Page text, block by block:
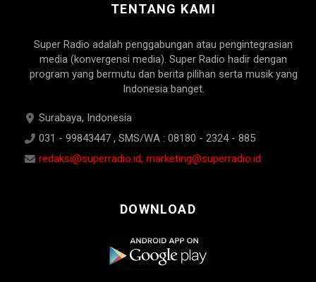
TENTANG KAMI
Super Radio adalah penggabungan atau pengintegrasian
media (konvergensi media). Super Radio hadir dengan
program yang bermutu dan berita pilihan serta musik yang
Indonesia banget.
Surabaya, Indonesia
031 - 99843447 , SMS/WA : 08180 - 2324 - 885
redaksi@superradio.id, marketing@superradio.id
DOWNLOAD